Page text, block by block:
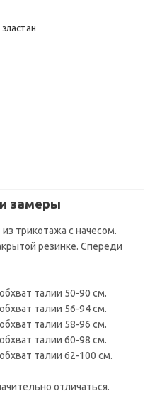
замеры
трикотажа с начесом.
резинке. Спереди
талии 50-90 см.
талии 56-94 см.
талии 58-96 см.
талии 60-98 см.
талии 62-100 см.
отличаться.